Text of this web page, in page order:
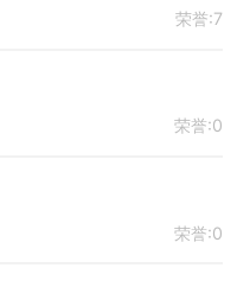
荣誉:7
荣誉:0
荣誉:0